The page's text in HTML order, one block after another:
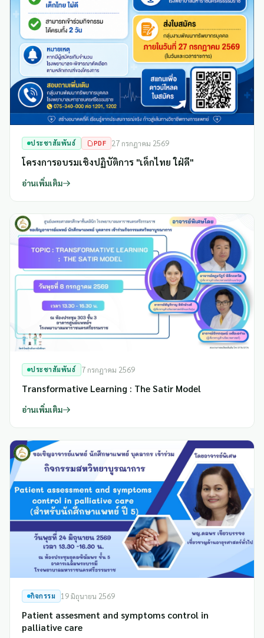
ประชาสัมพันธ์ PDF 27 กรกฎาคม 2569
โครงการอบรมเชิงปฏิบัติการ "เด็กไทย ใฝ่ดี"
อ่านเพิ่มเติม
ประชาสัมพันธ์ 7 กรกฎาคม 2569
Transformative Learning : The Satir Model
อ่านเพิ่มเติม
กิจกรรม 19 มิถุนายน 2569
Patient assesment and symptoms control in
palliative care